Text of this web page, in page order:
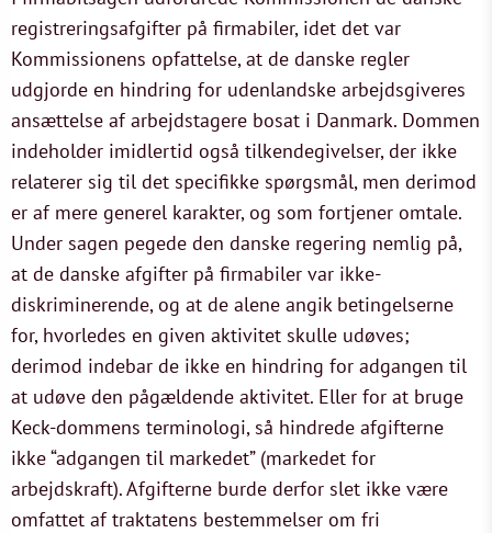
registreringsafgifter på firmabiler, idet det var
Kommissionens opfattelse, at de danske regler
udgjorde en hindring for udenlandske arbejdsgiveres
ansættelse af arbejdstagere bosat i Danmark. Dommen
indeholder imidlertid også tilkendegivelser, der ikke
relaterer sig til det specifikke spørgsmål, men derimod
er af mere generel karakter, og som fortjener omtale.
Under sagen pegede den danske regering nemlig på,
at de danske afgifter på firmabiler var ikke-
diskriminerende, og at de alene angik betingelserne
for, hvorledes en given aktivitet skulle udøves;
derimod indebar de ikke en hindring for adgangen til
at udøve den pågældende aktivitet. Eller for at bruge
Keck-dommens terminologi, så hindrede afgifterne
ikke “adgangen til markedet” (markedet for
arbejdskraft). Afgifterne burde derfor slet ikke være
omfattet af traktatens bestemmelser om fri